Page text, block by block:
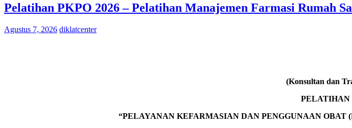
Pelatihan PKPO 2026 – Pelatihan Manajemen Farmasi Rumah
Agustus 7, 2026 diklatcenter
(Konsultan dan
PELATIHAN
“PELAYANAN KEFARMASIAN DAN PENGGUNAAN OBAT